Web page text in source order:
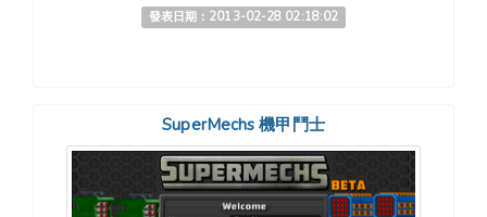
發表日期：2013-02-28 02:18:02
SuperMechs 機甲鬥士